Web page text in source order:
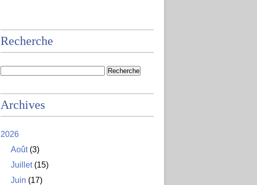
Recherche
Archives
2026
Août(3)
Juillet(15)
Juin (17)